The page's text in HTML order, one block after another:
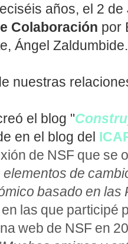
años, el 2
Colaboración por
Ángel Zaldumbide.
nuestras
el blog "
en el blog del
de NSF que se
de
basado en las
las que participé
web de NSF en